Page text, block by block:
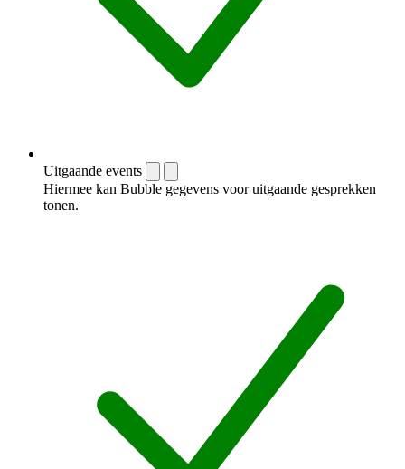
Uitgaande events
Hiermee kan Bubble gegevens voor uitgaande gesprekken
tonen.